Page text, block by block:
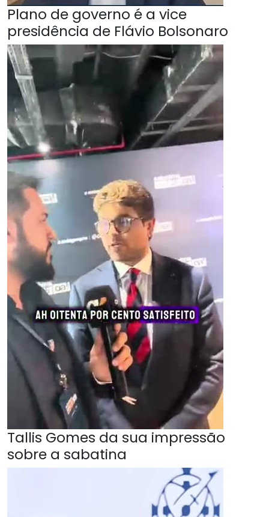
Plano de governo é a vice
presidência de Flávio Bolsonaro
Tallis Gomes da sua impressão
sobre a sabatina